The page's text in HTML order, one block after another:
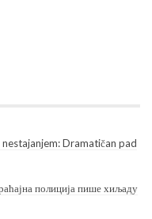
Dramatičan pad
полиција пише хиљаду